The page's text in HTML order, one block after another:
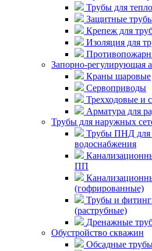
Трубы для
Защитные
Крепеж для
Изоляция для
Запорно-регулирующая
Краны шаровые
Сервоприводы
Трехходовые и
Арматура для
Трубы для наружных
Трубы ПНД для
водоснабжения
ПП
(гофрированные)
Трубы и
(раструбные)
Дренажные
Обустройство скважин
Обсадные